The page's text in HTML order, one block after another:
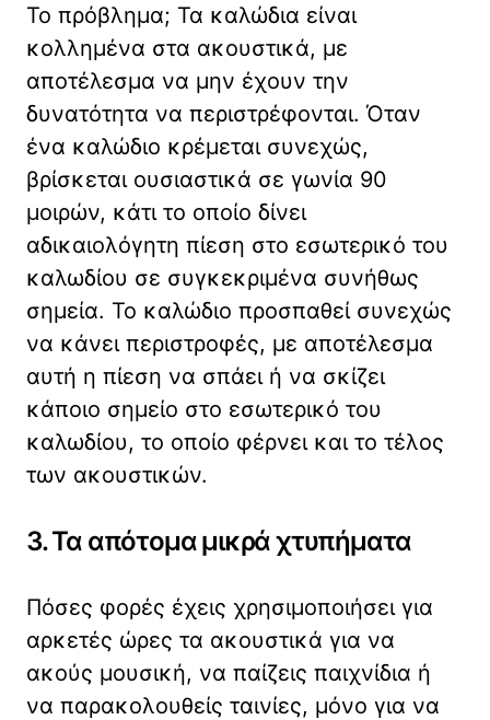
Το πρόβλημα; Τα καλώδια είναι
κολλημένα στα ακουστικά, με
αποτέλεσμα να μην έχουν την
δυνατότητα να περιστρέφονται. Όταν
ένα καλώδιο κρέμεται συνεχώς,
βρίσκεται ουσιαστικά σε γωνία 90
μοιρών, κάτι το οποίο δίνει
αδικαιολόγητη πίεση στο εσωτερικό του
καλωδίου σε συγκεκριμένα συνήθως
σημεία. Το καλώδιο προσπαθεί συνεχώς
να κάνει περιστροφές, με αποτέλεσμα
αυτή η πίεση να σπάει ή να σκίζει
κάποιο σημείο στο εσωτερικό του
καλωδίου, το οποίο φέρνει και το τέλος
των ακουστικών.
3. Τα απότομα μικρά χτυπήματα
Πόσες φορές έχεις χρησιμοποιήσει για
αρκετές ώρες τα ακουστικά για να
ακούς μουσική, να παίζεις παιχνίδια ή
να παρακολουθείς ταινίες, μόνο για να